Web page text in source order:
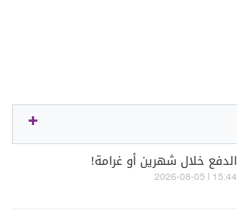
الدفع خلال شهرين أو غرامة!
15:44 | 2026-08-05